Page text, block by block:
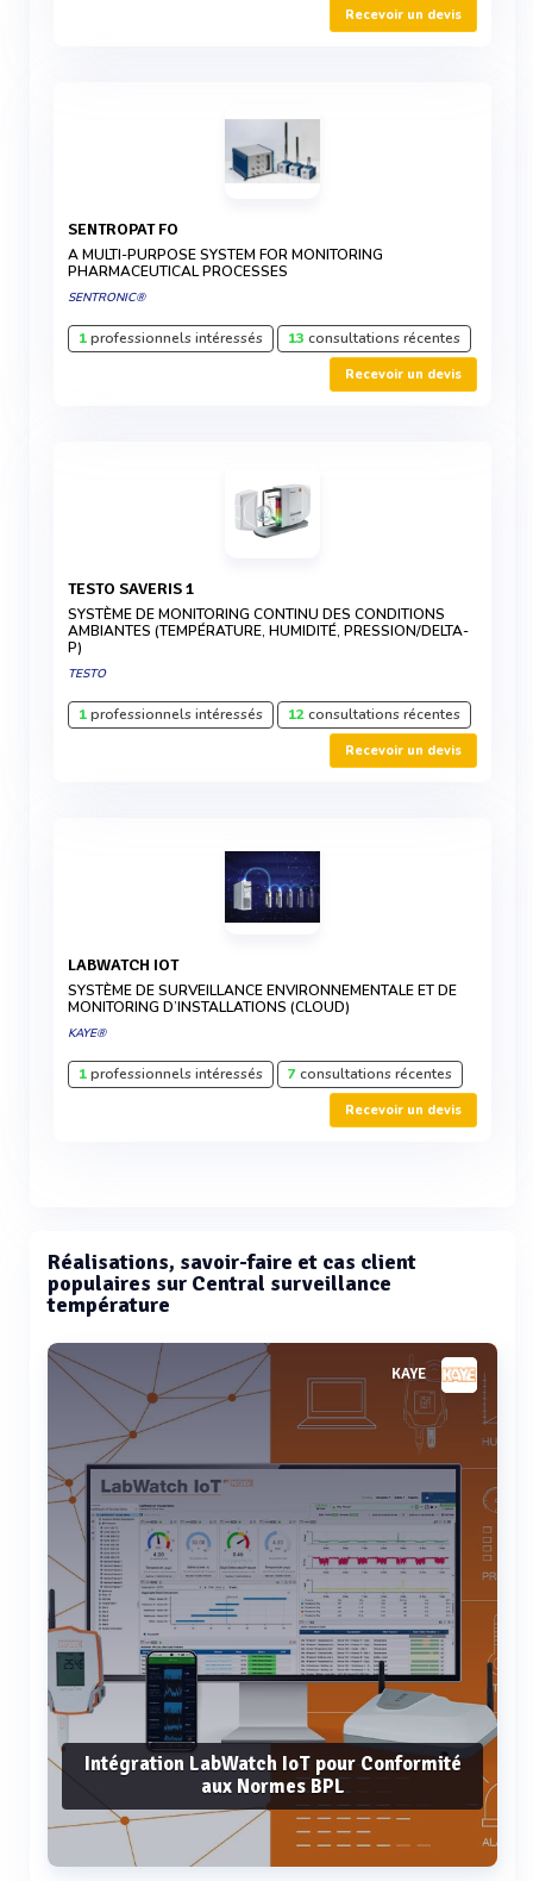
Recevoir un devis
SENTROPAT FO
A MULTI-PURPOSE SYSTEM FOR MONITORING
PHARMACEUTICAL PROCESSES
SENTRONIC®
1professionnels intéressés 13 consultations récentes
Recevoir un devis
TESTO SAVERIS 1
SYSTÈME DE MONITORING CONTINU DES CONDITIONS
AMBIANTES (TEMPÉRATURE, HUMIDITÉ, PRESSION/DELTA-
P)
TESTO
1professionnels intéressés 12consultations récentes
Recevoir un devis
LABWATCH IOT
SYSTÈME DE SURVEILLANCE ENVIRONNEMENTALE ET DE
MONITORING D’INSTALLATIONS (CLOUD)
KAYE®
1professionnels intéressés 7consultations récentes
Recevoir un devis
Réalisations, savoir-faire et cas client
populaires sur Central surveillance
température
KAYE
Intégration LabWatch IoT pour Conformité
aux Normes BPL